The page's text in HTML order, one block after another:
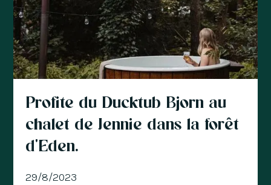
Profite du Ducktub Bjorn au
chalet de Jennie dans la forêt
d'Eden.
29/8/2023